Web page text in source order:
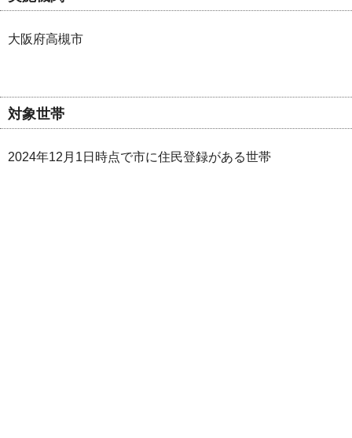
大阪府高槻市
対象世帯
2024年12月1日時点で市に住民登録がある世帯